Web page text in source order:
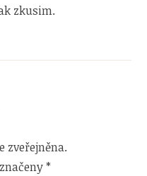
zkusim.
zveřejněna.
*